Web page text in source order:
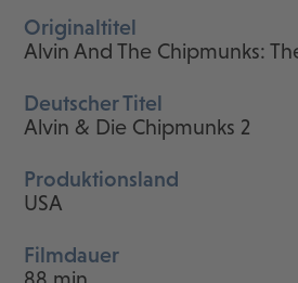
Originaltitel
Alvin And The Chipmunks:
Deutscher Titel
Alvin & Die Chipmunks 2
Produktionsland
USA
Filmdauer